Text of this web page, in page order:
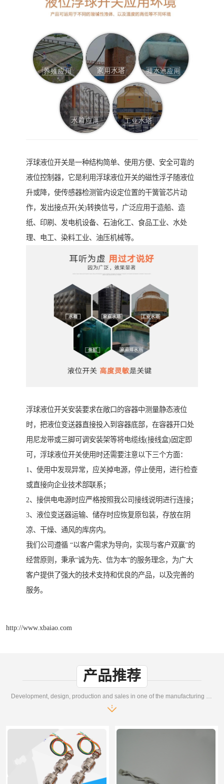
浮球液位开关是一种结构简单、使用方便、安全可靠的
液位控制器，它是利用浮球液位开关的磁性浮子随液位
升或降，使传感器检测管内设定位置的干簧管芯片动
作，发出接点开(关)转换信号，广泛应用于造船、造
纸、印刷、发电机设备、石油化工、食品工业、水处
理、电工、染料工业、油压机械等。
浮球液位开关安装要求在敞口的容器中测量静态液位
时，把液位变送器直接投入到容器底部，在容器开口处
用尼龙带或三脚可调安装架等将电缆线(接线盒)固定即
可，浮球液位开关使用时还需要注意以下三个方面：
1、使用中发现异常，应关掉电源，停止使用，进行检查
或直接向企业技术部联系；
2、接供电电源时应严格按照我公司接线说明进行连接；
3、液位变送器运输、储存时应恢复原包装，存放在阴
凉、干燥、通风的库房内。
我们公司遵循 “以客户需求为导向，实现与客户双赢”的
经营原则，秉承“诚为先、信为本”的服务理念，为广大
客户提供了强大的技术支持和优良的产品，以及完善的
服务。
http://www.xbaiao.com
产品推荐